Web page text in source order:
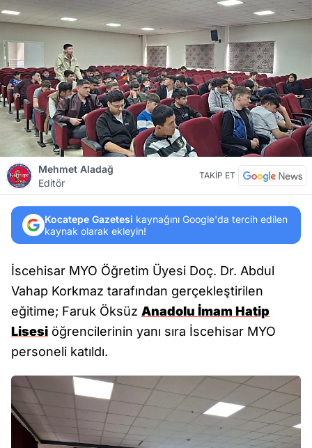
Mehmet Aladağ
Editör
TAKİP ET
Kocatepe Gazetesi kaynağını Google'da tercih edilen
kaynak olarak ekleyin!
İscehisar MYO Öğretim Üyesi Doç. Dr. Abdul
Vahap Korkmaz tarafından gerçekleştirilen
eğitime; Faruk Öksüz Anadolu İmam Hatip
Lisesi öğrencilerinin yanı sıra İscehisar MYO
personeli katıldı.